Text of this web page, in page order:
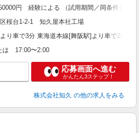
円 経験による （試用期間／同条件）
桜台1-2-1 知久屋本社工場
り車で3分 東海道本線[舞阪駅]より車で25
は 17:00〜2:00
応募画面へ進む
かんたん3ステップ！
株式会社知久 の他の求人をみる